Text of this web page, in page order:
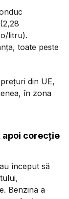
litru).
toate peste
din UE,
în zona
apoi corecție
început să
Benzina a